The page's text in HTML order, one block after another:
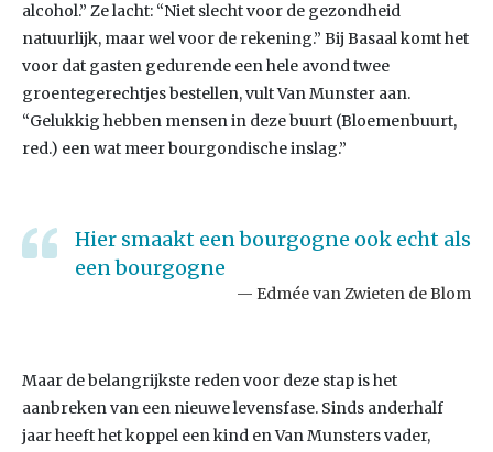
alcohol.” Ze lacht: “Niet slecht voor de gezondheid
natuurlijk, maar wel voor de rekening.” Bij Basaal komt het
voor dat gasten gedurende een hele avond twee
groentegerechtjes bestellen, vult Van Munster aan.
“Gelukkig hebben mensen in deze buurt (Bloemenbuurt,
red.) een wat meer bourgondische inslag.”
Hier smaakt een bourgogne ook echt als
een bourgogne
Edmée van Zwieten de Blom
Maar de belangrijkste reden voor deze stap is het
aanbreken van een nieuwe levensfase. Sinds anderhalf
jaar heeft het koppel een kind en Van Munsters vader,